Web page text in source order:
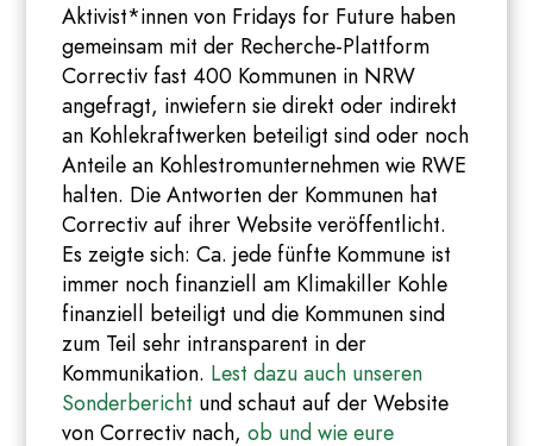
Aktivist*innen von Fridays for Future haben
gemeinsam mit der Recherche-Plattform
Correctiv fast 400 Kommunen in NRW
angefragt, inwiefern sie direkt oder indirekt
an Kohlekraftwerken beteiligt sind oder noch
Anteile an Kohlestromunternehmen wie RWE
halten. Die Antworten der Kommunen hat
Correctiv auf ihrer Website veröffentlicht.
Es zeigte sich: Ca. jede fünfte Kommune ist
immer noch finanziell am Klimakiller Kohle
finanziell beteiligt und die Kommunen sind
zum Teil sehr intransparent in der
Kommunikation. Lest dazu auch unseren
Sonderbericht und schaut auf der Website
von Correctiv nach,ob und wie eure